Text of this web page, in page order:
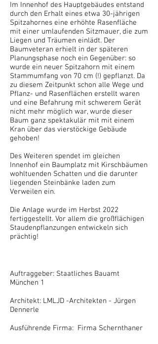
Im Innenhof des Hauptgebäudes entstand
durch den Erhalt eines etwa 30-jährigen
Spitzahornes eine erhöhte Rasenfläche
mit einer umlaufenden Sitzmauer, die zum
Liegen und Träumen einlädt. Der
Baumveteran erhielt in der späteren
Planungsphase noch ein Gegenüber: so
wurde ein neuer Spitzahorn mit einem
Stammumfang von 70 cm (!) gepflanzt. Da
zu diesem Zeitpunkt schon alle Wege und
Pflanz- und Rasenflächen erstellt waren
und eine Befahrung mit schwerem Gerät
nicht mehr möglich war, wurde dieser
Baum ganz spektakulär mit mit einem
Kran über das vierstöckige Gebäude
gehoben!
Des Weiteren spendet im gleichen
Innenhof ein Baumplatz mit Kirschbäumen
wohltuenden Schatten und die darunter
liegenden Steinbänke laden zum
Verweilen ein.
Die Anlage wurde im Herbst 2022
fertiggestellt. Vor allem die großflächigen
Staudenpflanzungen entwickeln sich
prächtig!
Auftraggeber: Staatliches Bauamt
München 1
Architekt: LMLJD -Architekten - Jürgen
Dennerle
Ausführende Firma: Firma Schernthaner